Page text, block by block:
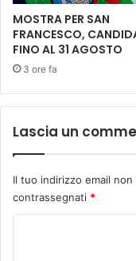
V
i
n
c
i
P
o
p
o
l
o
d
i
a
s
MOSTRA PER SAN
FRANCESCO,
FINO AL 31 AGOSTO
3 ore fa
Lascia un
Il tuo indirizzo email
contrassegnati *